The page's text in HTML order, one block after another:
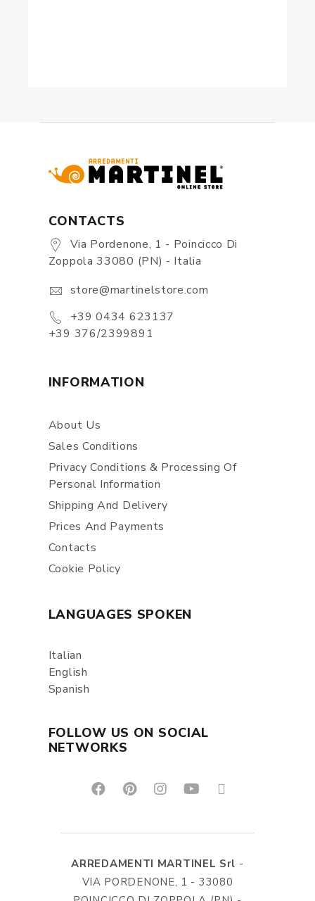
CONTACTS
Via Pordenone, 1 - Poincicco Di
Zoppola 33080 (PN) - Italia
store@martinelstore.com
+39 0434 623137
+39 376/2399891
INFORMATION
About Us
Sales Conditions
Privacy Conditions & Processing Of
Personal Information
Shipping And Delivery
Prices And Payments
Contacts
Cookie Policy
LANGUAGES SPOKEN
Italian
English
Spanish
FOLLOW US ON SOCIAL
NETWORKS
ARREDAMENTI MARTINEL Srl -
VIA PORDENONE, 1 - 33080